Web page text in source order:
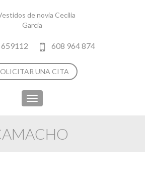
608 964 874
UNA CITA
Toggle
navigation